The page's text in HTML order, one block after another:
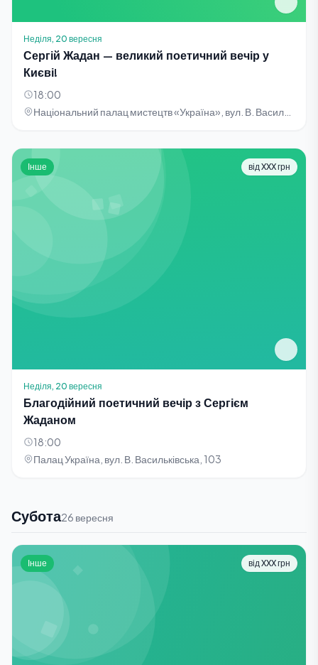
Неділя, 20 вересня
Сергій Жадан — великий поетичний вечір у
Києві!
18:00
Інше від XXX грн
Неділя, 20 вересня
Благодійний поетичний вечір з Сергієм
Жаданом
18:00
Палац Україна, вул. В. Васильківська, 103
Субота26 вересня
Інше від XXX грн